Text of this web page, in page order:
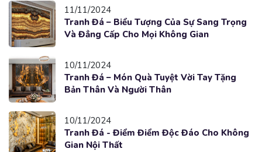
11/11/2024
Tranh Đá – Biểu Tượng Của Sự Sang Trọng
Và Đẳng Cấp Cho Mọi Không Gian
10/11/2024
Tranh Đá – Món Quà Tuyệt Vời Tay Tặng
Bản Thân Và Người Thân
10/11/2024
Tranh Đá - Điểm Điểm Độc Đáo Cho Không
Gian Nội Thất